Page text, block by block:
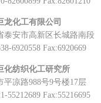
龙化工有限公司
泰安市高新区长城路南段
6920558 Fax:6920669
化纺织化工研究所
平凉路988号9号楼17层
55212689 Fax:55216695